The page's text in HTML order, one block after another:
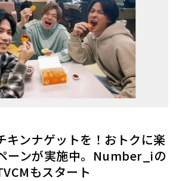
キンナゲットを！おトクに楽
ーンが実施中。Number_iの
もスタート